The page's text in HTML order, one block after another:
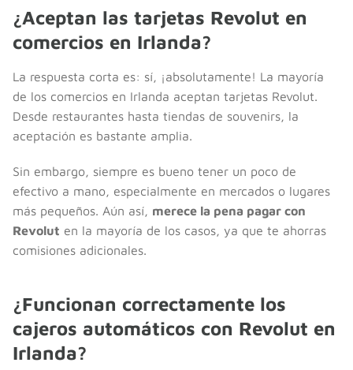
¿Aceptan las tarjetas Revolut en
comercios en Irlanda?
La respuesta corta es: sí, ¡absolutamente! La mayoría
de los comercios en Irlanda aceptan tarjetas Revolut.
Desde restaurantes hasta tiendas de souvenirs, la
aceptación es bastante amplia.
Sin embargo, siempre es bueno tener un poco de
efectivo a mano, especialmente en mercados o lugares
más pequeños. Aún así, merece la pena pagar con
Revolut en la mayoría de los casos, ya que te ahorras
comisiones adicionales.
¿Funcionan correctamente los
cajeros automáticos con Revolut en
Irlanda?